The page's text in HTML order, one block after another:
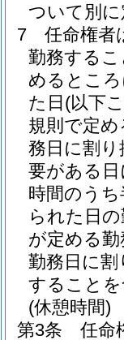
ついて別
7
任命権者
勤務する
めるとこ
た日 (以下
規則で定
務日に割
要がある
時間のう
られた日
が定める
勤務日に
すること
(休憩時間)
第3条
任命